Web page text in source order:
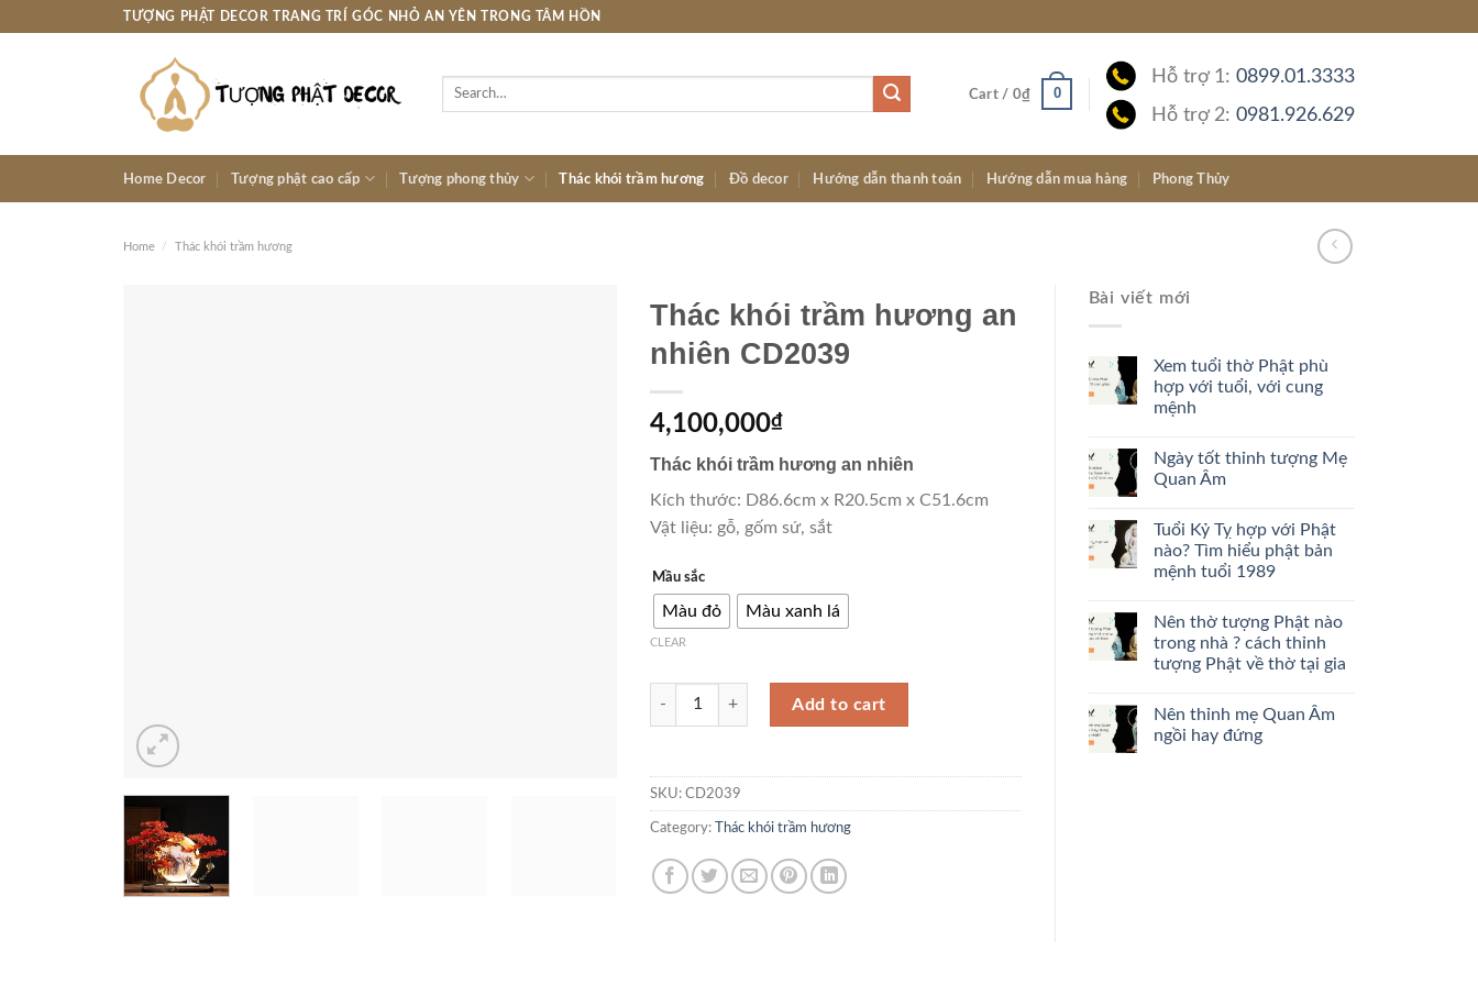
TƯỢNG PHẬT DECOR TRANG TRÍ GÓC NHỎ AN YÊN TRONG TÂM HỒN
Search
Cart / 0₫ 0
Hỗ trợ 1: 0899.01.3333
Hỗ trợ 2: 0981.926.629
Home Decor Tượng phật cao cấp Tượng phong thủy Thác khói trầm hương Đồ decor Hướng dẫn thanh toán Hướng dẫn mua hàng Phong Thủy
Home / Thác khói trầm hương
Thác khói trầm hương an
nhiên CD2039
4,100,000₫
Thác khói trầm hương an nhiên
Kích thước: D86.6cm x R20.5cm x C51.6cm
Vật liệu: gỗ, gốm sứ, sắt
Mầu sắc
Màu đỏ Màu xanh lá
CLEAR
Thác khói trầm hương an nhiên CD2039 quantity
Add to cart
SKU:CD2039
Category: Thác khói trầm hương
Bài viết mới
Xem tuổi thờ Phật phù
hợp với tuổi, với cung
mệnh
Ngày tốt thỉnh tượng Mẹ
Quan Âm
Tuổi Kỷ Tỵ hợp với Phật
nào? Tìm hiểu phật bản
mệnh tuổi 1989
Nên thờ tượng Phật nào
trong nhà ? cách thỉnh
tượng Phật về thờ tại gia
Nên thỉnh mẹ Quan Âm
ngồi hay đứng